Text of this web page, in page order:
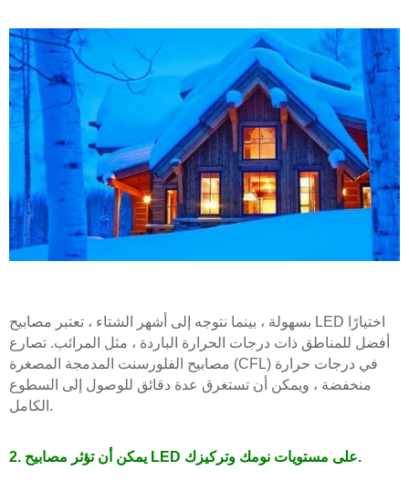
بسهولة ، بينما نتوجه إلى أشهر الشتاء ، تعتبر مصابيح LED اختيارًا
أفضل للمناطق ذات درجات الحرارة الباردة ، مثل المرائب. تصارع
مصابيح الفلورسنت المدمجة المصغرة (CFL) في درجات حرارة
منخفضة ، ويمكن أن تستغرق عدة دقائق للوصول إلى السطوع
الكامل.
2. يمكن أن تؤثر مصابيح LED على مستويات نومك وتركيزك.